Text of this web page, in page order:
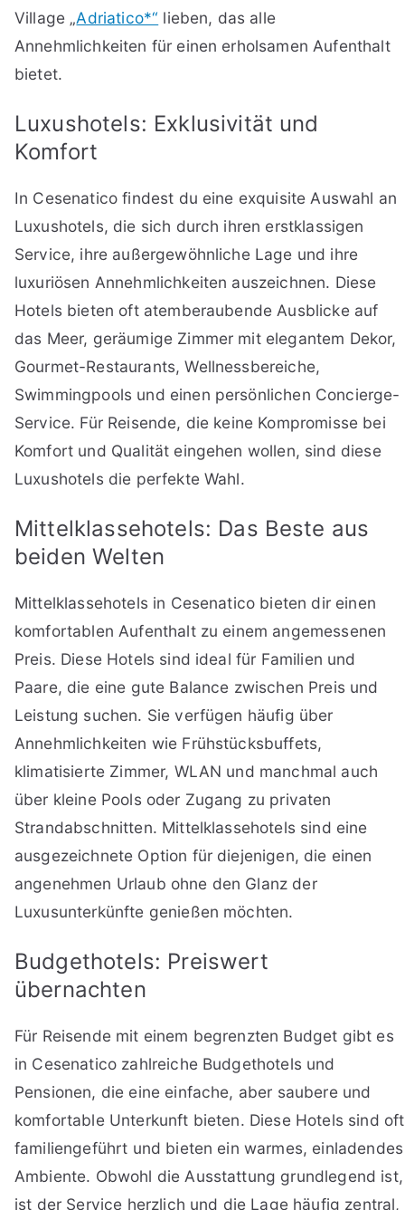
Village „Adriatico*“ lieben, das alle
Annehmlichkeiten für einen erholsamen Aufenthalt
bietet.
Luxushotels: Exklusivität und
Komfort
In Cesenatico findest du eine exquisite Auswahl an
Luxushotels, die sich durch ihren erstklassigen
Service, ihre außergewöhnliche Lage und ihre
luxuriösen Annehmlichkeiten auszeichnen. Diese
Hotels bieten oft atemberaubende Ausblicke auf
das Meer, geräumige Zimmer mit elegantem Dekor,
Gourmet-Restaurants, Wellnessbereiche,
Swimmingpools und einen persönlichen Concierge-
Service. Für Reisende, die keine Kompromisse bei
Komfort und Qualität eingehen wollen, sind diese
Luxushotels die perfekte Wahl.
Mittelklassehotels: Das Beste aus
beiden Welten
Mittelklassehotels in Cesenatico bieten dir einen
komfortablen Aufenthalt zu einem angemessenen
Preis. Diese Hotels sind ideal für Familien und
Paare, die eine gute Balance zwischen Preis und
Leistung suchen. Sie verfügen häufig über
Annehmlichkeiten wie Frühstücksbuffets,
klimatisierte Zimmer, WLAN und manchmal auch
über kleine Pools oder Zugang zu privaten
Strandabschnitten. Mittelklassehotels sind eine
ausgezeichnete Option für diejenigen, die einen
angenehmen Urlaub ohne den Glanz der
Luxusunterkünfte genießen möchten.
Budgethotels: Preiswert
übernachten
Für Reisende mit einem begrenzten Budget gibt es
in Cesenatico zahlreiche Budgethotels und
Pensionen, die eine einfache, aber saubere und
komfortable Unterkunft bieten. Diese Hotels sind oft
familiengeführt und bieten ein warmes, einladendes
Ambiente. Obwohl die Ausstattung grundlegend ist,
ist der Service herzlich und die Lage häufig zentral,